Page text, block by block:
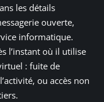
les détails
ouverte,
informatique.
l’instant où il utilise
: fuite de
ou accès non